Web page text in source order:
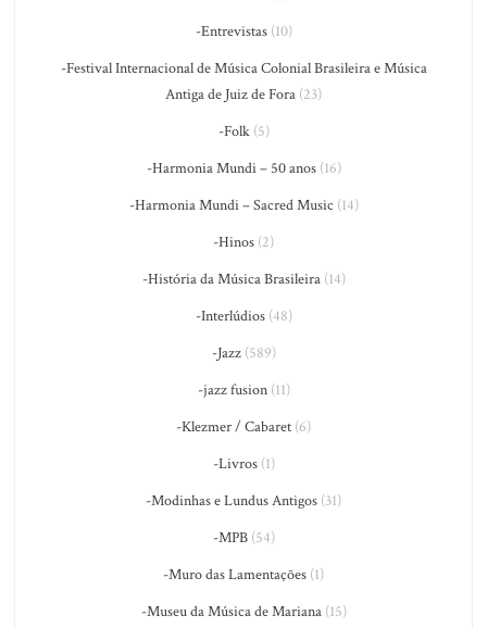
-Entrevistas(10)
-Festival Internacional de Música Colonial Brasileira e Música
Antiga de Juiz de Fora (23)
-Folk(5)
-Harmonia Mundi – 50 anos(16)
-Harmonia Mundi – Sacred Music (14)
-Hinos (2)
-História da Música Brasileira(14)
-Interlúdios(48)
-Jazz(589)
-jazz fusion(11)
-Klezmer / Cabaret (6)
-Livros(1)
-Modinhas e Lundus Antigos (31)
-MPB(54)
-Muro das Lamentações (1)
-Museu da Música de Mariana(15)